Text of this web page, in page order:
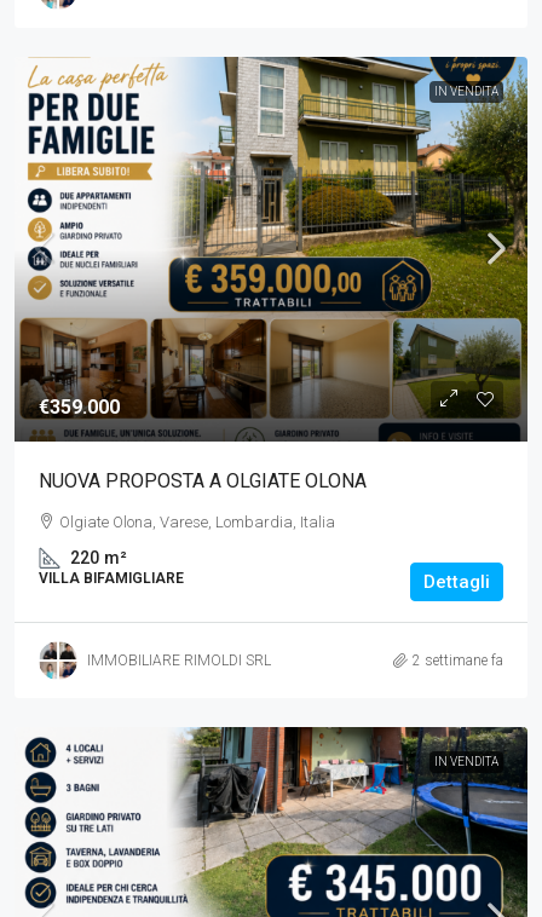
IN VENDITA
€359.000
NUOVA PROPOSTA A OLGIATE OLONA
Olgiate Olona, Varese, Lombardia, Italia
220 m²
VILLA BIFAMIGLIARE Dettagli
IMMOBILIARE RIMOLDI SRL 2 settimane fa
IN VENDITA